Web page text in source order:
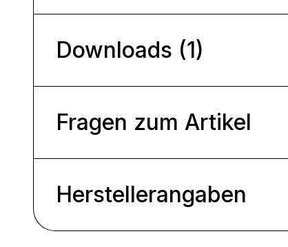
Downloads (1)
Fragen zum Artikel
Herstellerangaben